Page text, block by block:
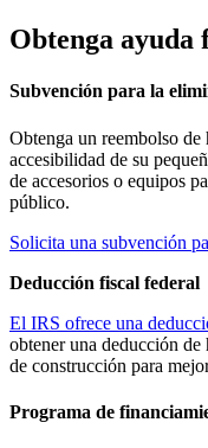
Obtenga ayuda
Subvención para la
Obtenga un reembolso
accesibilidad de su
de accesorios o equipos
público.
Solicita una subvención
Deducción fiscal federal
El IRS ofrece una
obtener una deducción
de construcción para
Programa de